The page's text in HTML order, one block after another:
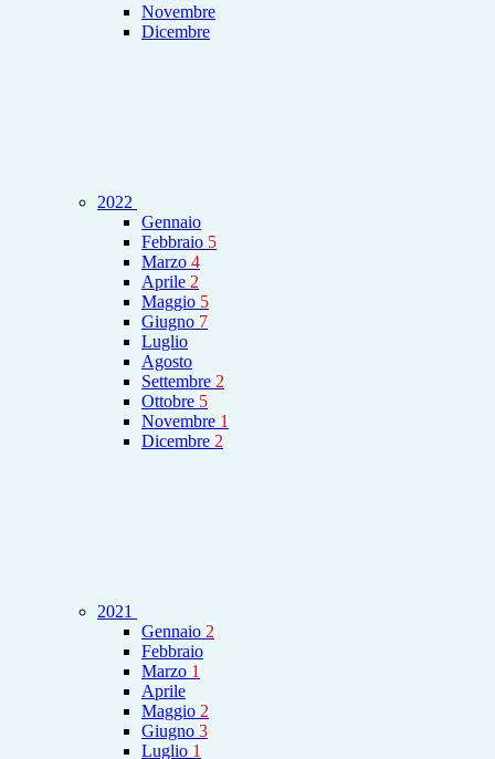
Novembre
Dicembre
2022
Gennaio
Febbraio 5
Marzo 4
Aprile 2
Maggio 5
Giugno 7
Luglio
Agosto
Settembre 2
Ottobre 5
Novembre 1
Dicembre 2
2021
Gennaio 2
Febbraio
Marzo 1
Aprile
Maggio 2
Giugno 3
Luglio 1